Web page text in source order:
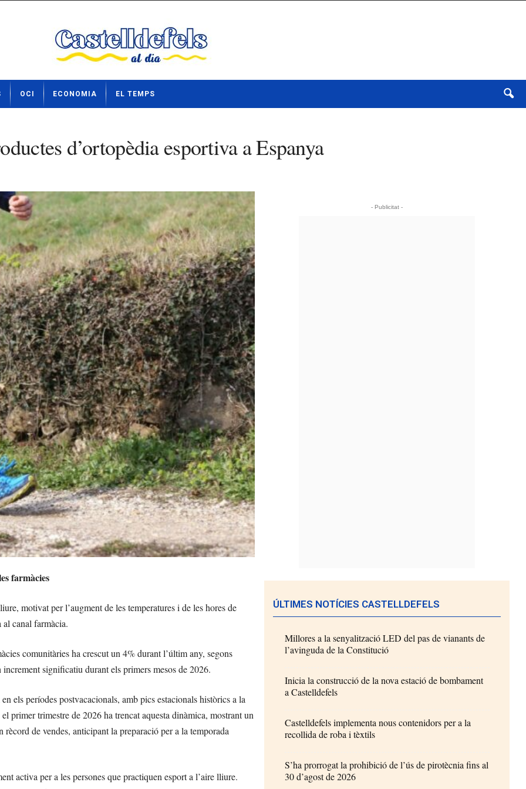
OCI ECONOMIA EL TEMPS
d’ortopèdia esportiva a Espanya
farmàcies
motivat per l’augment de les temperatures i de les hores de
canal farmàcia.
comunitàries ha crescut un 4% durant l’últim any, segons
significatiu durant els primers mesos de 2026.
els períodes postvacacionals, amb pics estacionals històrics a la
primer trimestre de 2026 ha trencat aquesta dinàmica, mostrant un
de vendes, anticipant la preparació per a la temporada
activa per a les persones que practiquen esport a l’aire lliure.
- Publicitat -
ÚLTIMES NOTÍCIES CASTELLDEFELS
Millores a la senyalització LED del pas de vianants de
l’avinguda de la Constitució
Inicia la construcció de la nova estació de bombament
a Castelldefels
Castelldefels implementa nous contenidors per a la
recollida de roba i tèxtils
S’ha prorrogat la prohibició de l’ús de pirotècnia fins al
30 d’agost de 2026